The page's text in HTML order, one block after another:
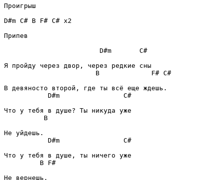
Проигрыш
D#m C# B F# C# x2
Припев
D#m
C#
B
F# C#
D#m
C#
B
D#m
C#
B F#